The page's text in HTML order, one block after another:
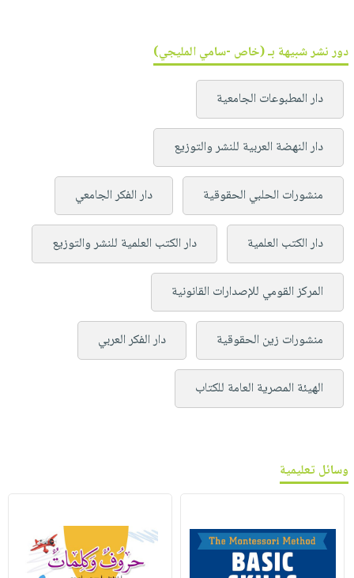
دور نشر شبيهة بـ (خاص -سامي المليجي)
دار المطبوعات الجامعية
دار النهضة العربية للنشر والتوزيع
منشورات الحلبي الحقوقية دار الفكر الجامعي
دار الكتب العلمية دار الكتب العلمية للنشر والتوزيع
المركز القومي للإصدارات القانونية
منشورات زين الحقوقية دار الفكر العربي
الهيئة المصرية العامة للكتاب
وسائل تعليمية